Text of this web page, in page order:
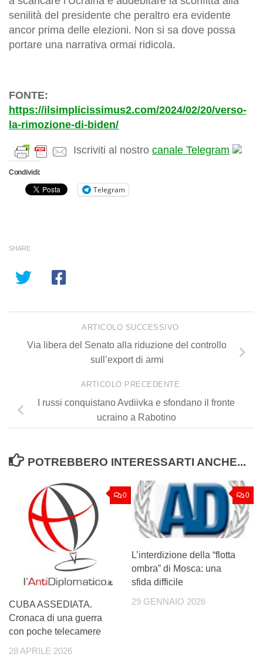
senilità del presidente che peraltro era evidente
ancor prima delle elezioni. Non si sa dove possa
portare una narrativa ormai ridicola.
FONTE:
https://ilsimplicissimus2.com/2024/02/20/verso-
la-rimozione-di-biden/
Iscriviti al nostro canale Telegram
Condividi:
Telegram
SHARE
ARTICOLO SUCCESSIVO
Via libera del Senato alla riduzione del controllo
sull’export di armi
ARTICOLO PRECEDENTE
I russi conquistano Avdiivka e sfondano il fronte
ucraino a Rabotino
POTREBBERO INTERESSARTI ANCHE...
0
CUBA ASSEDIATA.
Cronaca di una guerra
con poche telecamere
28 APRILE 2026
0
L’interdizione della “flotta
ombra” di Mosca: una
sfida difficile
29 GENNAIO 2026